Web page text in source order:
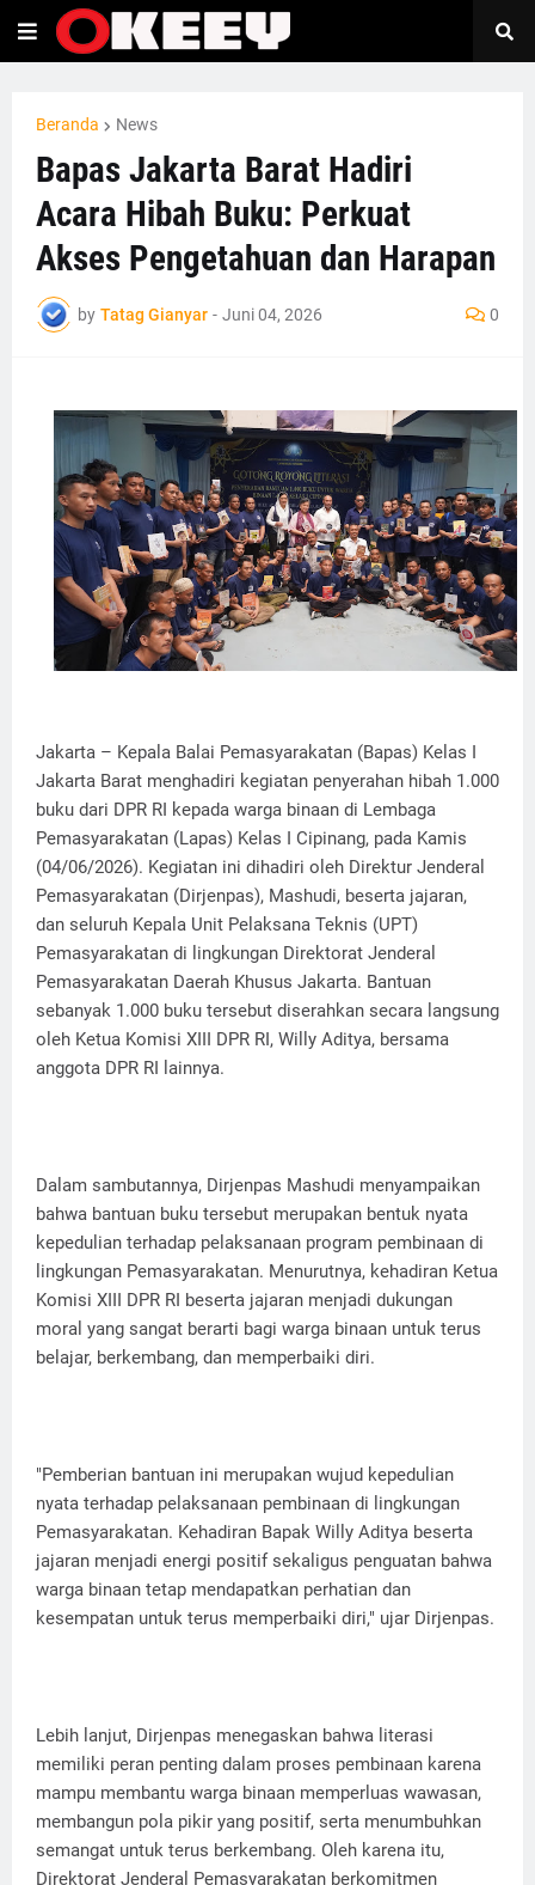
Beranda News
Bapas Jakarta Barat Hadiri
Acara Hibah Buku: Perkuat
Akses Pengetahuan dan Harapan
by Tatag Gianyar - Juni 04, 2026 0
Jakarta – Kepala Balai Pemasyarakatan (Bapas) Kelas I
Jakarta Barat menghadiri kegiatan penyerahan hibah 1.000
buku dari DPR RI kepada warga binaan di Lembaga
Pemasyarakatan (Lapas) Kelas I Cipinang, pada Kamis
(04/06/2026). Kegiatan ini dihadiri oleh Direktur Jenderal
Pemasyarakatan (Dirjenpas), Mashudi, beserta jajaran,
dan seluruh Kepala Unit Pelaksana Teknis (UPT)
Pemasyarakatan di lingkungan Direktorat Jenderal
Pemasyarakatan Daerah Khusus Jakarta. Bantuan
sebanyak 1.000 buku tersebut diserahkan secara langsung
oleh Ketua Komisi XIII DPR RI, Willy Aditya, bersama
anggota DPR RI lainnya.
Dalam sambutannya, Dirjenpas Mashudi menyampaikan
bahwa bantuan buku tersebut merupakan bentuk nyata
kepedulian terhadap pelaksanaan program pembinaan di
lingkungan Pemasyarakatan. Menurutnya, kehadiran Ketua
Komisi XIII DPR RI beserta jajaran menjadi dukungan
moral yang sangat berarti bagi warga binaan untuk terus
belajar, berkembang, dan memperbaiki diri.
"Pemberian bantuan ini merupakan wujud kepedulian
nyata terhadap pelaksanaan pembinaan di lingkungan
Pemasyarakatan. Kehadiran Bapak Willy Aditya beserta
jajaran menjadi energi positif sekaligus penguatan bahwa
warga binaan tetap mendapatkan perhatian dan
kesempatan untuk terus memperbaiki diri," ujar Dirjenpas.
Lebih lanjut, Dirjenpas menegaskan bahwa literasi
memiliki peran penting dalam proses pembinaan karena
mampu membantu warga binaan memperluas wawasan,
membangun pola pikir yang positif, serta menumbuhkan
semangat untuk terus berkembang. Oleh karena itu,
Direktorat Jenderal Pemasyarakatan berkomitmen